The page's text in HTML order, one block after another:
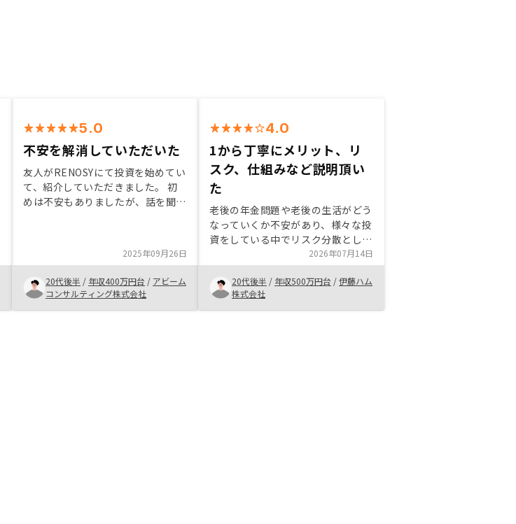
5.0
不安を解消していただいた
友人がRENOSYにて投資を始めてい
て、紹介していただきました。 初
めは不安もありましたが、話を聞く
あるかも調査した上で、話し合いを
繰り返し行い、疑問点を解消いただ
いたおかげで、納得緩和もって購入
2025年09月26日
20代後半 / 年収400万円台 / アビーム
コンサルティング株式会社
4.0
1から丁寧にメリット、リ
スク、仕組みなど説明頂い
た
老後の年金問題や老後の生活がどう
なっていくか不安があり、様々な投
資をしている中でリスク分散として
不動産投資も始めたいと思った。セ
ールスの方が1から丁寧に説明頂い
たことによって仕組みやメリット、
リスクなどを踏まえて丁寧に説明頂
いた。
2026年07月14日
20代後半 / 年収500万円台 /伊藤ハム
株式会社